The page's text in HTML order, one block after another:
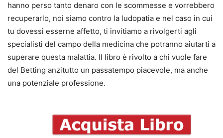
hanno perso tanto denaro con le scommesse e vorrebbero
recuperarlo, noi siamo contro la ludopatia e nel caso in cui
tu dovessi esserne affetto, ti invitiamo a rivolgerti agli
specialisti del campo della medicina che potranno aiutarti a
superare questa malattia. Il libro è rivolto a chi vuole fare
del Betting anzitutto un passatempo piacevole, ma anche
una potenziale professione.